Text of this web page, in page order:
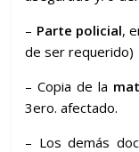
– Parte policial,
de ser requerido)
– Copia de la
3ero. afectado.
– Los demás